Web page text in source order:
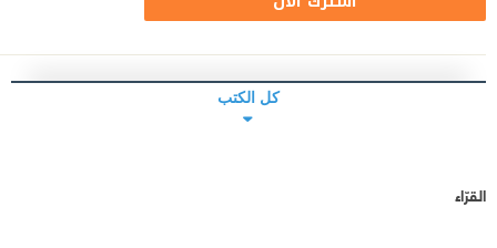
كل الكتب
القرّاء